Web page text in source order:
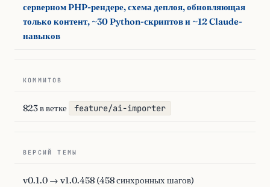
серверном PHP-рендере, схема деплоя, обновляющая
только контент, ~30 Python-скриптов и ~12 Claude-
навыков
КОММИТОВ
823 в ветке feature/ai-importer
ВЕРСИЙ ТЕМЫ
v0.1.0 → v1.0.458 (458 синхронных шагов)